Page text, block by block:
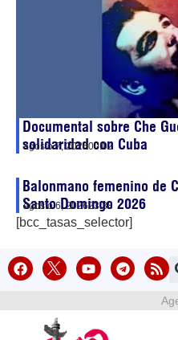
Documental sobre Che
solidaridad con Cuba
agosto 7, 202600:02
Balonmano femenino de
Santo Domingo 2026
agosto 6, 202623:38
[bcc_tasas_selector]